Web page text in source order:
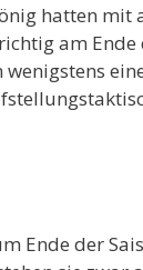
hatten mit
am Ende
Ende der